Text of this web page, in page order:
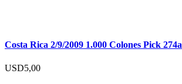
Costa Rica 2/9/2009 1.000 Colones Pick 274a
USD5,00